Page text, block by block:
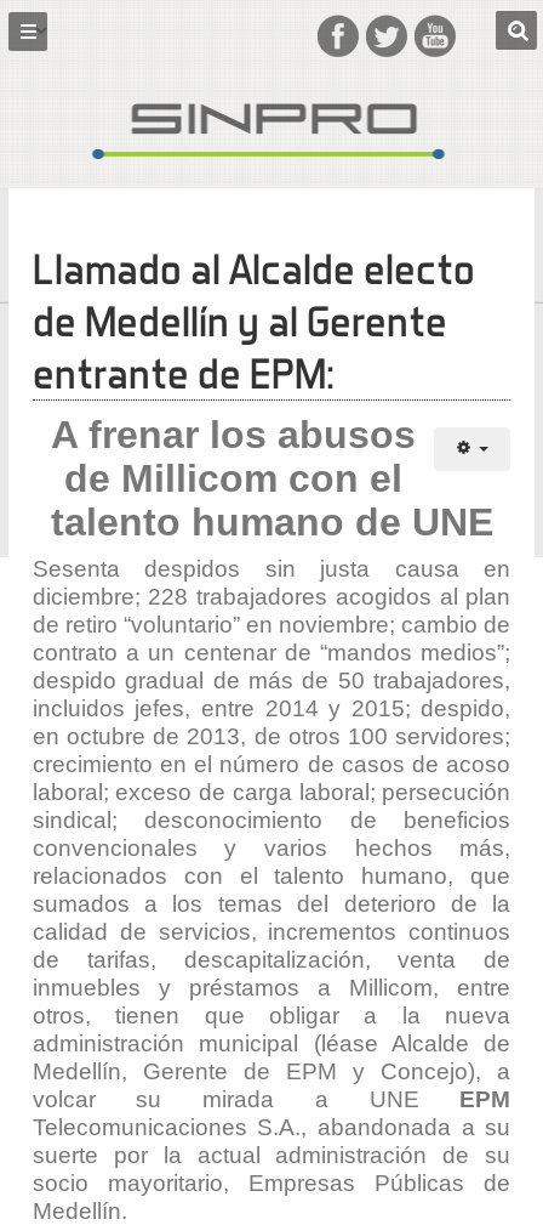
Llamado al Alcalde electo
de Medellín y al Gerente
entrante de EPM:
A frenar los abusos
de Millicom con el
talento humano de UNE
Sesenta despidos sin justa causa en
diciembre; 228 trabajadores acogidos al plan
de retiro “voluntario” en noviembre; cambio de
contrato a un centenar de “mandos medios”;
despido gradual de más de 50 trabajadores,
incluidos jefes, entre 2014 y 2015; despido,
en octubre de 2013, de otros 100 servidores;
crecimiento en el número de casos de acoso
laboral; exceso de carga laboral; persecución
sindical; desconocimiento de beneficios
convencionales y varios hechos más,
relacionados con el talento humano, que
sumados a los temas del deterioro de la
calidad de servicios, incrementos continuos
de tarifas, descapitalización, venta de
inmuebles y préstamos a Millicom, entre
otros, tienen que obligar a la nueva
administración municipal (léase Alcalde de
Medellín, Gerente de EPM y Concejo), a
volcar su mirada a UNE EPM
Telecomunicaciones S.A., abandonada a su
suerte por la actual administración de su
socio mayoritario, Empresas Públicas de
Medellín.